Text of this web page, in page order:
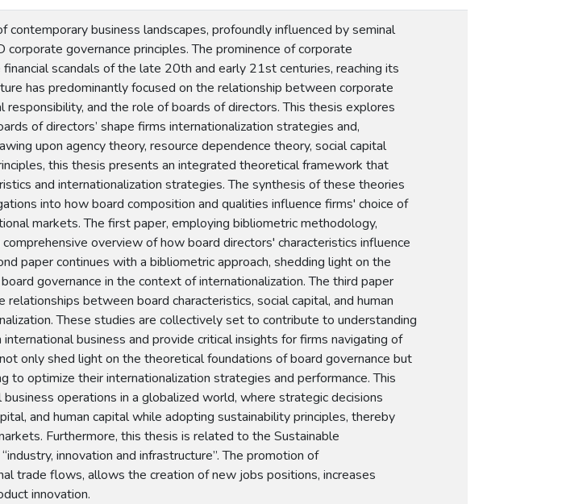
contemporary business landscapes, profoundly influenced by seminal
governance principles. The prominence of corporate
scandals of the late 20th and early 21st centuries, reaching its
has predominantly focused on the relationship between corporate
responsibility, and the role of boards of directors. This thesis explores
of directors’ shape firms internationalization strategies and,
upon agency theory, resource dependence theory, social capital
this thesis presents an integrated theoretical framework that
and internationalization strategies. The synthesis of these theories
into how board composition and qualities influence firms' choice of
markets. The first paper, employing bibliometric methodology,
overview of how board directors' characteristics influence
paper continues with a bibliometric approach, shedding light on the
governance in the context of internationalization. The third paper
between board characteristics, social capital, and human
These studies are collectively set to contribute to understanding
business and provide critical insights for firms navigating of
only shed light on the theoretical foundations of board governance but
to optimize their internationalization strategies and performance. This
operations in a globalized world, where strategic decisions
and human capital while adopting sustainability principles, thereby
Furthermore, this thesis is related to the Sustainable
innovation and infrastructure”. The promotion of
trade flows, allows the creation of new jobs positions, increases
innovation.